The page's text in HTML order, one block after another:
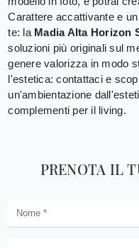
Carattere accattivante e
te: la Madia Alta Horizon
soluzioni più originali sul
genere valorizza in modo
l'estetica: contattaci e
un'ambientazione
complementi per il living.
PRENOTA IL